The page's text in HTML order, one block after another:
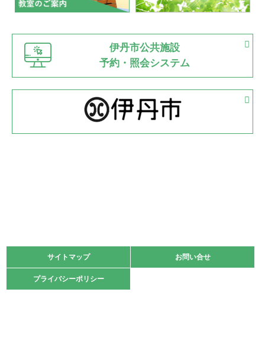
緑ケ丘体育館 猪名川運動広場
古池運動広場
2022.06.12
県知事杯争奪バレーボール大会が開催
2022.05.05
体育協会長杯 バドミントン競技の部
2022.05.22
緑ケ丘体育館
2021.10.23
卓球選手権大会ラージボールの部開催☆
伊丹市公共施設
予約・照会システム
サイトマップ お問い合せ
プライバシーポリシー
サイトマップ お問い合せ
プライバシーポリシー